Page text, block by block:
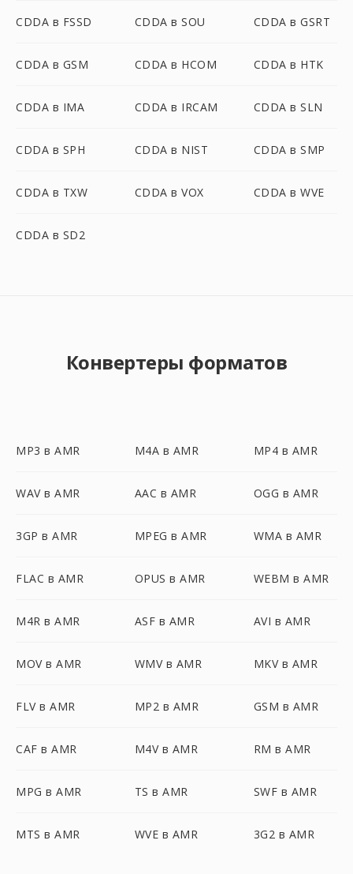
CDDA в FSSD CDDA в SOU CDDA в GSRT
CDDA в GSM CDDA в HCOM CDDA в HTK
CDDA в IMA CDDA в IRCAM CDDA в SLN
CDDA в SPH CDDA в NIST CDDA в SMP
CDDA в TXW CDDA в VOX CDDA в WVE
CDDA в SD2
Конвертеры форматов
MP3 в AMR M4A в AMR MP4 в AMR
WAV в AMR AAC в AMR OGG в AMR
3GP в AMR MPEG в AMR WMA в AMR
FLAC в AMR OPUS в AMR WEBM в AMR
M4R в AMR ASF в AMR AVI в AMR
MOV в AMR WMV в AMR MKV в AMR
FLV в AMR MP2 в AMR GSM в AMR
CAF в AMR M4V в AMR RM в AMR
MPG в AMR TS в AMR SWF в AMR
MTS в AMR WVE в AMR 3G2 в AMR